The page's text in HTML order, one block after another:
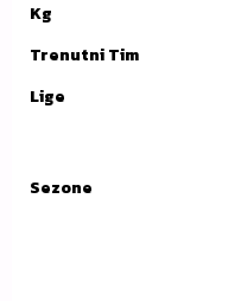
Kg
Trenutni Tim
Lige
Sezone